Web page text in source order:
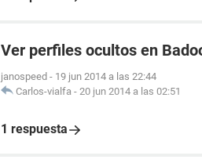
Ver perfiles ocultos en
janospeed - 19 jun 2014 a las 22:44
Carlos-vialfa - 20 jun 2014 a las 02:51
1 respuesta